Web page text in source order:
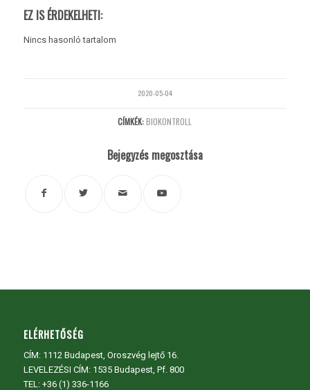
EZ IS ÉRDEKELHETI:
Nincs hasonló tartalom
2020-05-04
CÍMKÉK: BIOKONTROLL
Bejegyzés megosztása
ELÉRHETŐSÉG
CÍM: 1112 Budapest, Oroszvég lejtő 16.
LEVELEZÉSI CÍM: 1535 Budapest, Pf. 800
TEL: +36 (1) 336-1166